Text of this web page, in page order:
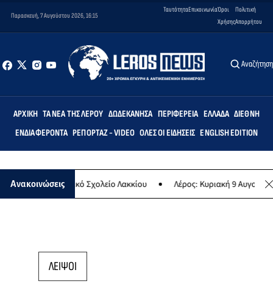
Παρασκευή, 7 Αυγούστου 2026, 16:15
ΤαυτότηταΕπικοινωνίαΌροι
Χρήσης
Πολιτική
Απορρήτου
Αναζήτηση
ΑΡΧΙΚΉ ΤΑ ΝΈΑ ΤΗΣ ΛΈΡΟΥ ΔΩΔΕΚΆΝΗΣΑ ΠΕΡΙΦΈΡΕΙΑ ΕΛΛΆΔΑ ΔΙΕΘΝΉ
ΕΝΔΙΑΦΈΡΟΝΤΑ ΡΕΠΟΡΤΆΖ - VIDEO ΌΛΕΣ ΟΙ ΕΙΔΉΣΕΙΣ ENGLISH EDITION
Ανακοινώσεις
στο Δημοτικό Σχολείο Λακκίου Λέρος: Κυριακή 9 Αυγούστου
ΛΕΙΨΟΙ